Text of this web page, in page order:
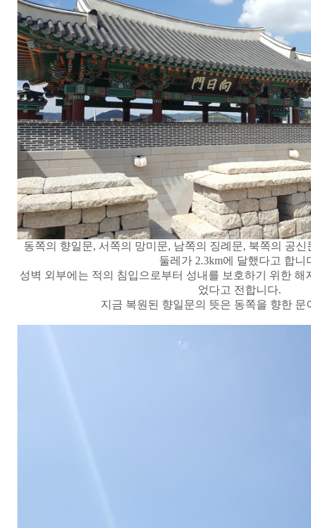
동쪽의 향일문, 서쪽의 망미문, 남쪽의 징례문, 북쪽의 공신
둘레가 2.3km에 달했다고 합니
성벽 외 부에는 적의 침입으로부터 성내를 보호하기 위한 해
었다고 전합니다.
지금 복원된 향일문의 뜻은 동쪽을 향한 문